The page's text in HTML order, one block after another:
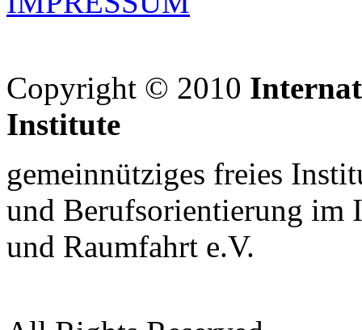
Copyright © 2010
Institute
gemeinnütziges freies
und Berufsorientierung im
und Raumfahrt e.V.